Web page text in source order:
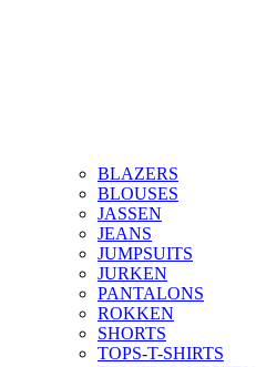
BLAZERS
BLOUSES
JASSEN
JEANS
JUMPSUITS
JURKEN
PANTALONS
ROKKEN
SHORTS
TOPS-T-SHIRTS